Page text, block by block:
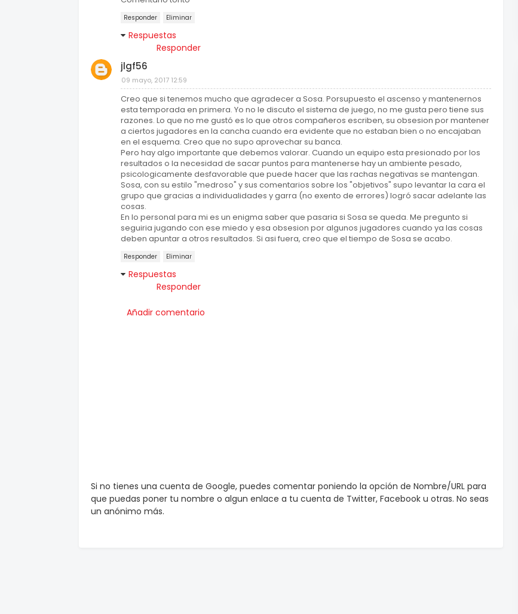
Responder Eliminar
Respuestas
Responder
jlgf56
09 mayo, 2017 12:59
Creo que si tenemos mucho que agradecer a Sosa. Porsupuesto el ascenso y mantenernos
esta temporada en primera. Yo no le discuto el sistema de juego, no me gusta pero tiene sus
razones. Lo que no me gustó es lo que otros compañeros escriben, su obsesion por mantener
a ciertos jugadores en la cancha cuando era evidente que no estaban bien o no encajaban
en el esquema. Creo que no supo aprovechar su banca.
Pero hay algo importante que debemos valorar. Cuando un equipo esta presionado por los
resultados o la necesidad de sacar puntos para mantenerse hay un ambiente pesado,
psicologicamente desfavorable que puede hacer que las rachas negativas se mantengan.
Sosa, con su estilo "medroso" y sus comentarios sobre los "objetivos" supo levantar la cara el
grupo que gracias a individualidades y garra (no exento de errores) logró sacar adelante las
cosas.
En lo personal para mi es un enigma saber que pasaria si Sosa se queda. Me pregunto si
seguiria jugando con ese miedo y esa obsesion por algunos jugadores cuando ya las cosas
deben apuntar a otros resultados. Si asi fuera, creo que el tiempo de Sosa se acabo.
Responder Eliminar
Respuestas
Responder
Añadir comentario
Si no tienes una cuenta de Google, puedes comentar poniendo la opción de Nombre/URL para
que puedas poner tu nombre o algun enlace a tu cuenta de Twitter, Facebook u otras. No seas
un anónimo más.